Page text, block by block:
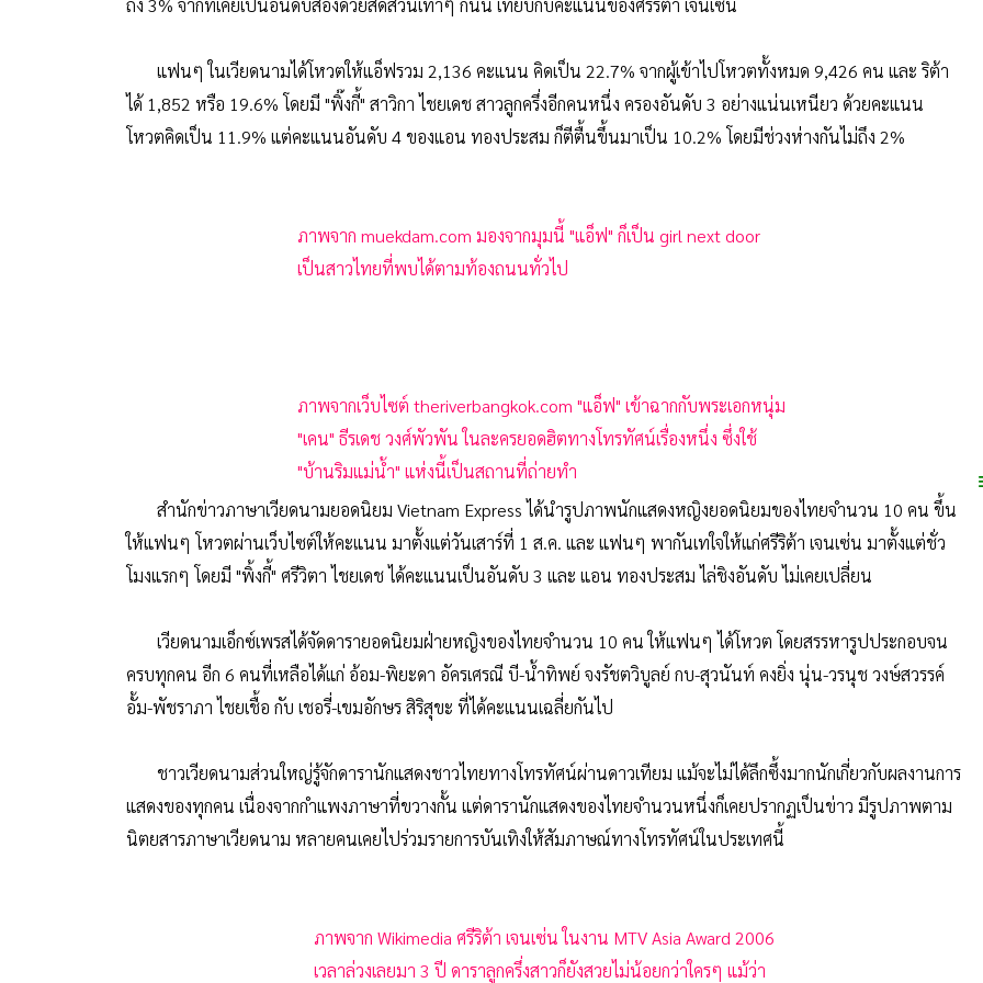
ถึง 3% จากที่เคยเป็นอันดับสองด้วยสัดส่วนเท่าๆ กันนี้ เทียบกับคะแนนของศรีริต้า เจนเซ่น
แฟนๆ ในเวียดนามได้โหวตให้แอ็ฟรวม 2,136 คะแนน คิดเป็น 22.7% จากผู้เข้าไปโหวตทั้งหมด 9,426 คน และ ริต้า
ได้ 1,852 หรือ 19.6% โดยมี "พิ๊งกี้" สาวิกา ไชยเดช สาวลูกครึ่งอีกคนหนึ่ง ครองอันดับ 3 อย่างแน่นเหนียว ด้วยคะแนน
โหวตคิดเป็น 11.9% แต่คะแนนอันดับ 4 ของแอน ทองประสม ก็ตีตื้นขึ้นมาเป็น 10.2% โดยมีช่วงห่างกันไม่ถึง 2%
ภาพจาก muekdam.com มองจากมุมนี้ "แอ็ฟ" ก็เป็น girl next door
เป็นสาวไทยที่พบได้ตามท้องถนนทั่วไป
ภาพจากเว็บไซต์ theriverbangkok.com "แอ็ฟ" เข้าฉากกับพระเอกหนุ่ม
"เคน" ธีรเดช วงศ์พัวพัน ในละครยอดฮิตทางโทรทัศน์เรื่องหนึ่ง ซึ่งใช้
"บ้านริมแม่น้ำ" แห่งนี้เป็นสถานที่ถ่ายทำ
สำนักข่าวภาษาเวียดนามยอดนิยม Vietnam Express ได้นำรูปภาพนักแสดงหญิงยอดนิยมของไทยจำนวน 10 คน ขึ้น
ให้แฟนๆ โหวตผ่านเว็บไซต์ให้คะแนน มาตั้งแต่วันเสาร์ที่ 1 ส.ค. และ แฟนๆ พากันเทใจให้แก่ศรีริต้า เจนเซ่น มาตั้งแต่ชั่ว
โมงแรกๆ โดยมี "พิ้งกี้" ศรีวิตา ไชยเดช ได้คะแนนเป็นอันดับ 3 และ แอน ทองประสม ไล่ชิงอันดับ ไม่เคยเปลี่ยน
เวียดนามเอ็กซ์เพรสได้จัดดารายอดนิยมฝ่ายหญิงของไทยจำนวน 10 คน ให้แฟนๆ ได้โหวต โดยสรรหารูปประกอบจน
ครบทุกคน อีก 6 คนที่เหลือได้แก่ อ้อม-พิยะดา อัครเศรณี บี-น้ำทิพย์ จงรัชตวิบูลย์ กบ-สุวนันท์ คงยิ่ง นุ่น-วรนุช วงษ์สวรรค์
อั้ม-พัชราภา ไชยเชื้อ กับ เชอรี่-เขมอักษร สิริสุขะ ที่ได้คะแนนเฉลี่ยกันไป
ชาวเวียดนามส่วนใหญ่รู้จักดารานักแสดงชาวไทยทางโทรทัศน์ผ่านดาวเทียม แม้จะไม่ได้ลึกซึ้งมากนักเกี่ยวกับผลงานการ
แสดงของทุกคน เนื่องจากกำแพงภาษาที่ขวางกั้น แต่ดารานักแสดงของไทยจำนวนหนึ่งก็เคยปรากฏเป็นข่าว มีรูปภาพตาม
นิตยสารภาษาเวียดนาม หลายคนเคยไปร่วมรายการบันเทิงให้สัมภาษณ์ทางโทรทัศน์ในประเทศนี้
ภาพจาก Wikimedia ศรีริต้า เจนเซ่น ในงาน MTV Asia Award 2006
เวลาล่วงเลยมา 3 ปี ดาราลูกครึ่งสาวก็ยังสวยไม่น้อยกว่าใครๆ แม้ว่า